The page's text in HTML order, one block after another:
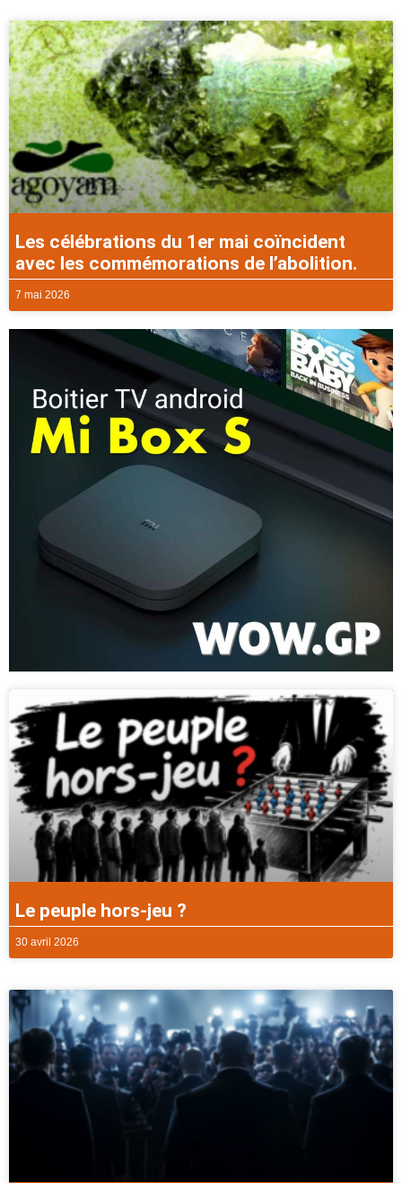
Les célébrations du 1er mai coïncident
avec les commémorations de l’abolition.
7 mai 2026
Le peuple hors-jeu ?
30 avril 2026